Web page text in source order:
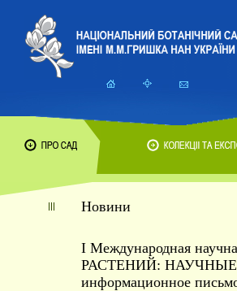
Новини
I Международная
РАСТЕНИЙ:
информационное